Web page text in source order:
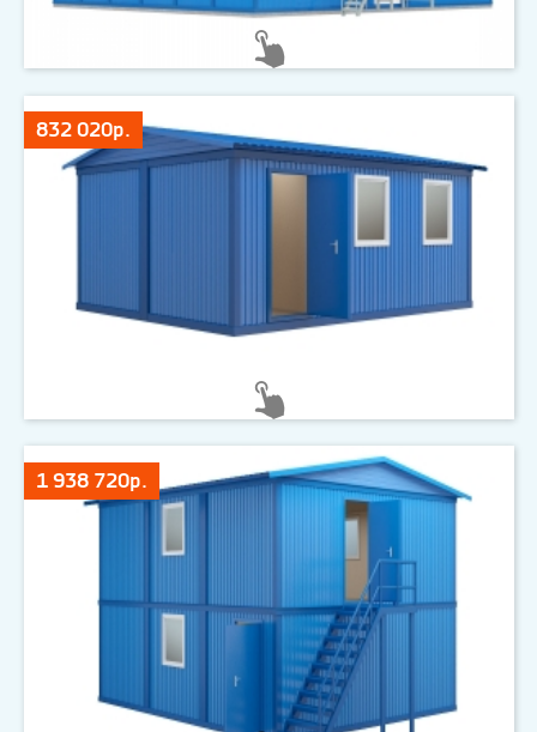
832 020р.
1 938 720р.